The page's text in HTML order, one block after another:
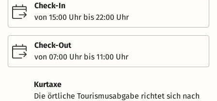
Check-In
von 15:00 Uhr bis 22:00 Uhr
Check-Out
von 07:00 Uhr bis 11:00 Uhr
Kurtaxe
Die örtliche Tourismusabgabe richtet sich nach